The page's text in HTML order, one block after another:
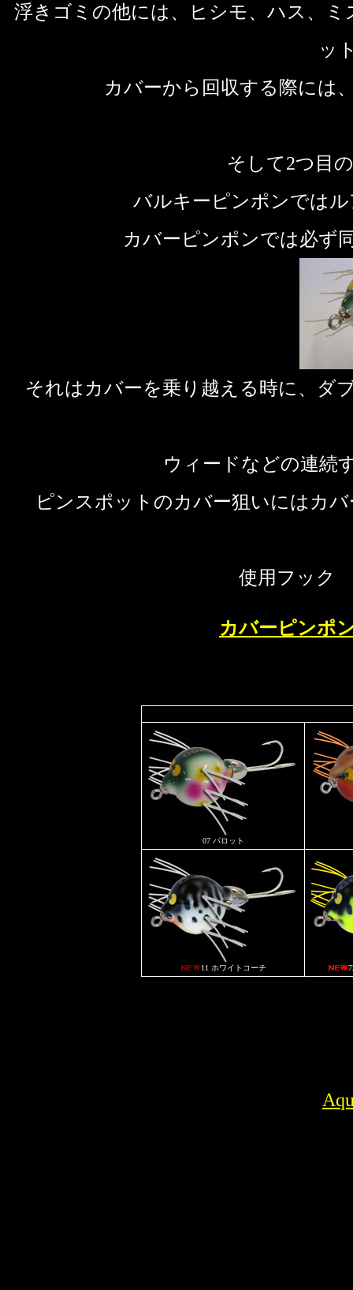
浮きゴミの他には、ヒシモ、ハス、
ッ
カバーから回収する際には
そして2つ目
バルキーピンポンでは
カバーピンポンでは必ず
それはカバーを乗り越える時に、ダ
ウィードなどの連続
ピンスポットのカバー狙いにはカ
使用フック
カバーピンポ
07 パロット
11 ホワイトコーチ